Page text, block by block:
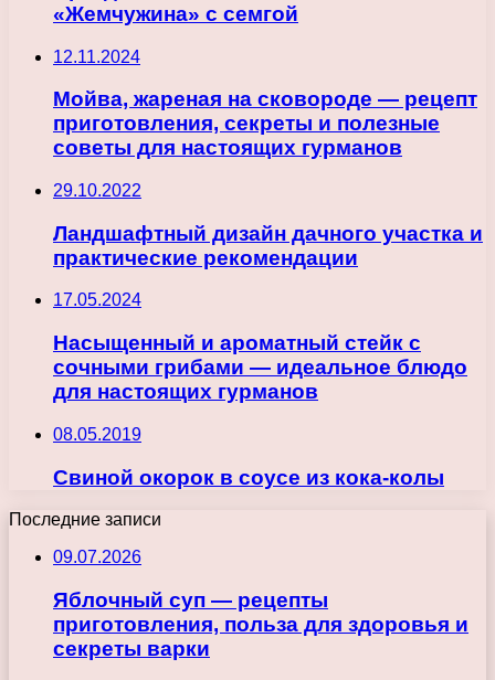
«Жемчужина» с семгой
12.11.2024
Мойва, жареная на сковороде — рецепт
приготовления, секреты и полезные
советы для настоящих гурманов
29.10.2022
Ландшафтный дизайн дачного участка и
практические рекомендации
17.05.2024
Насыщенный и ароматный стейк с
сочными грибами — идеальное блюдо
для настоящих гурманов
08.05.2019
Свиной окорок в соусе из кока-колы
Последние записи
09.07.2026
Яблочный суп — рецепты
приготовления, польза для здоровья и
секреты варки